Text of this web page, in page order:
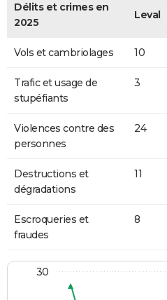
Délits et crimes en
2025
Leval
Vols et cambriolages 10
Trafic et usage de
stupéfiants
3
Violences contre des
personnes
24
Destructions et
dégradations
11
Escroqueries et
fraudes
8
30